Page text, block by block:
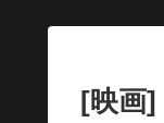
[映画]